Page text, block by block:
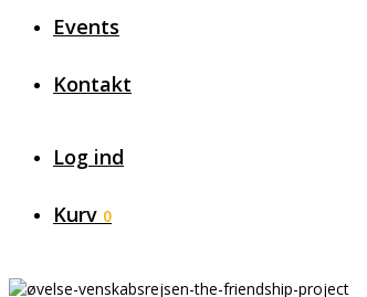
Events
Kontakt
Log ind
Kurv 0